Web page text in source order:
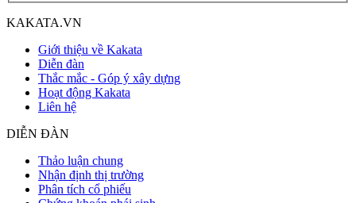
KAKATA.VN
Giới thiệu về Kakata
Diễn đàn
Thắc mắc - Góp ý xây dựng
Hoạt động Kakata
Liên hệ
DIỄN ĐÀN
Thảo luận chung
Nhận định thị trường
Phân tích cổ phiếu